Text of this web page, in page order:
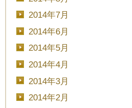
2014年7月
2014年6月
2014年5月
2014年4月
2014年3月
2014年2月